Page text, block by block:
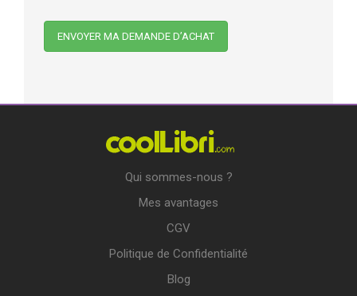
Qui sommes-nous ?
Mes avantages
CGV
Politique de Confidentialité
Blog